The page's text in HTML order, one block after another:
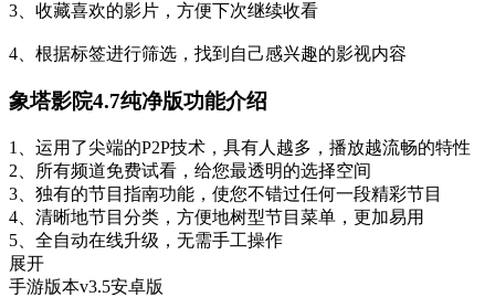
3、收藏喜欢的影片，方便下次继续收看
4、根据标签进行筛选，找到自己感兴趣的影视内容
象塔影院4.7纯净版功能介绍
1、运用了尖端的P2P技术，具有人越多，播放越流畅的特性
2、所有频道免费试看，给您最透明的选择空间
3、独有的节目指南功能，使您不错过任何一段精彩节目
4、清晰地节目分类，方便地树型节目菜单，更加易用
5、全自动在线升级，无需手工操作
展开
手游版本v3.5安卓版